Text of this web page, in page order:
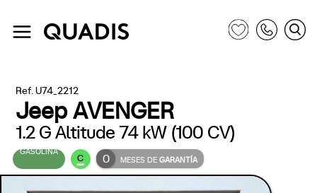
Ref. U74_2212
Jeep AVENGER
1.2 G Altitude 74 kW (100 CV)
GASOLINA
C 0 MESES DEGARANTÍA